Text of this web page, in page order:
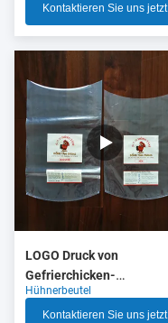
Kontaktieren Sie uns jetzt
LOGO Druck von
Gefrierchicken-
Verpackungen mit hoher
Schrumpfung
Hühnerbeutel
Kontaktieren Sie uns jetzt